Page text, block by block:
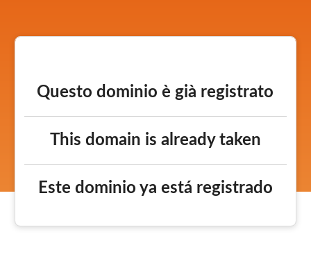
Questo dominio è già registrato
This domain is already taken
Este dominio ya está registrado